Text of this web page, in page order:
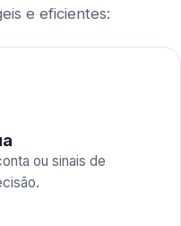
e eficientes:
ou sinais de